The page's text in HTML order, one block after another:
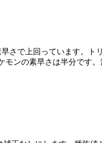
さで上回っています。ト
ンの素早さは半分です